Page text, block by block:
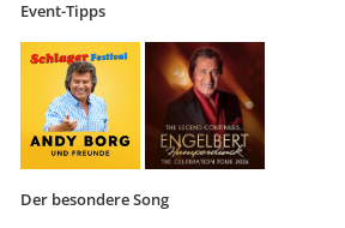
Event-Tipps
Der besondere Song